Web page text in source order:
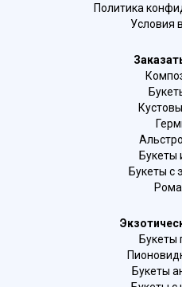
Политика
Условия
Букеты
Букеты с
Букеты
Букеты